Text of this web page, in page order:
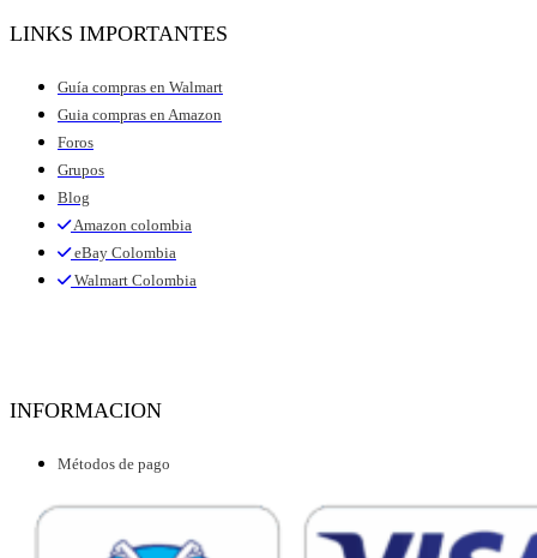
LINKS IMPORTANTES
Guía compras en Walmart
Guia compras en Amazon
Foros
Grupos
Blog
Amazon colombia
eBay Colombia
Walmart Colombia
INFORMACION
Métodos de pago